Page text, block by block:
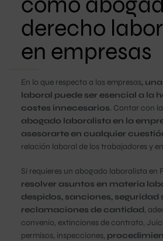
derecho
en empresas
En lo que respecta a las empresas,
laboral puede ser esencial a la
costes innecesarios. Contar con
abogado laboralista en la
asesorarte en cualquier
relación laboral de los trabajadores y
Si requieres un abogado laboralista en
resolver asuntos en materia
despidos, sanciones, seguridad
reclamaciones de cantidad,
convenio, extinciones de contrato,
permisos, inspecciones,